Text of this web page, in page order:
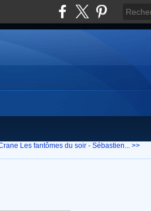
Les fantômes du soir - Sébastien... >>